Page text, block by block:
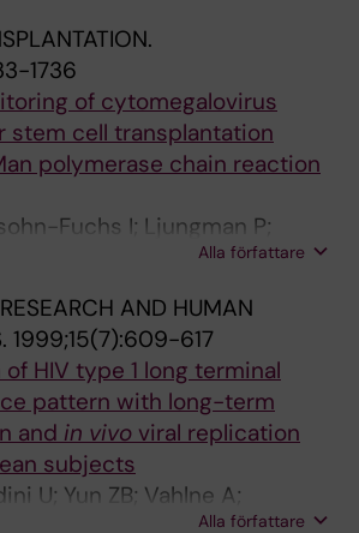
1736
of cytomegalovirus
stem cell transplantation
polymerase chain reaction
Fuchs I; Ljungman P;
Alla författare
AND HUMAN
1999;15(7):609-617
HIV type 1 long terminal
pattern with long-term
and in vivo viral replication
subjects
U; Yun ZB; Vahlne A;
Alla författare